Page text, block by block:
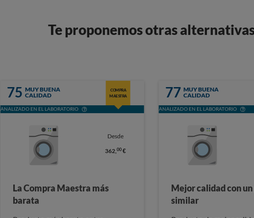
Te proponemos otras
75 MUY BUENA
CALIDAD
COMPRA
MAESTRA
ANALIZADO EN EL LABORATORIO
Desde
362,00€
La Compra Maestra más
barata
77 MUY BUENA
CALIDAD
ANALIZADO EN EL LABORATORIO
Mejor calidad con
similar